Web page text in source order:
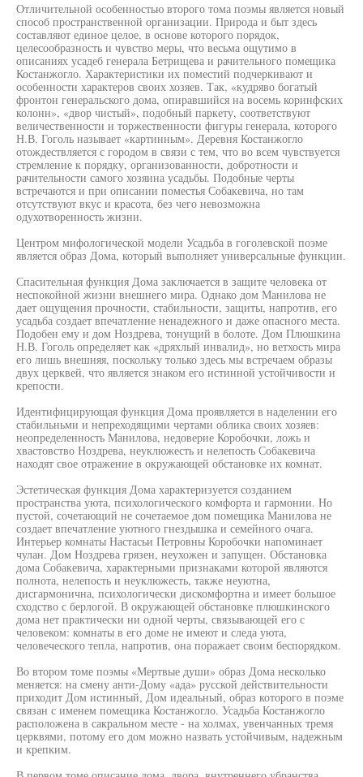
Отличительной особенностью второго тома поэмы является новый
способ пространственной организации. Природа и быт здесь
составляют единое целое, в основе которого порядок,
целесообразность и чувство меры, что весьма ощутимо в
описаниях усадеб генерала Бетрищева и рачительного помещика
Костанжогло. Характеристики их поместий подчеркивают и
особенности характеров своих хозяев. Так, «кудряво богатый
фронтон генеральского дома, опиравшийся на восемь коринфских
колонн», «двор чистый», подобный паркету, соответствуют
величественности и торжественности фигуры генерала, которого
Н.В. Гоголь называет «картинным». Деревня Костанжогло
отождествляется с городом в связи с тем, что во всем чувствуется
стремление к порядку, организованности, добротности и
рачительности самого хозяина усадьбы. Подобные черты
встречаются и при описании поместья Собакевича, но там
отсутствуют вкус и красота, без чего невозможна
одухотворенность жизни.
Центром мифологической модели Усадьба в гоголевской поэме
является образ Дома, который выполняет универсальные функции.
Спасительная функция Дома заключается в защите человека от
неспокойной жизни внешнего мира. Однако дом Манилова не
дает ощущения прочности, стабильности, защиты, напротив, его
усадьба создает впечатление ненадежного и даже опасного места.
Подобен ему и дом Ноздрева, тонущий в болоте. Дом Плюшкина
Н.В. Гоголь определяет как «дряхлый инвалид», но ветхость мира
его лишь внешняя, поскольку только здесь мы встречаем образы
двух церквей, что является знаком его истинной устойчивости и
крепости.
Идентифицирующая функция Дома проявляется в наделении его
стабильньми и непреходящими чертами облика своих хозяев:
неопределенность Манилова, недоверие Коробочки, ложь и
хвастовство Ноздрева, неуклюжесть и нелепость Собакевича
находят свое отражение в окружающей обстановке их комнат.
Эстетическая функция Дома характеризуется созданием
пространства уюта, психологического комфорта и гармонии. Но
пустой, сочетающий не сочетаемое дом помещика Манилова не
создает впечатление уютного гнездышка и семейного очага.
Интерьер комнаты Настасьи Петровны Коробочки напоминает
чулан. Дом Ноздрева грязен, неухожен и запущен. Обстановка
дома Собакевича, характерными признаками которой являются
полнота, нелепость и неуклюжесть, также неуютна,
дисгармонична, психологически дискомфортна и имеет большое
сходство с берлогой. В окружающей обстановке плюшкинского
дома нет практически ни одной черты, связывающей его с
человеком: комнаты в его доме не имеют и следа уюта,
человеческого тепла, напротив, она поражает своим беспорядком.
Во втором томе поэмы «Мертвые души» образ Дома несколько
меняется: на смену анти-Дому «ада» русской действительности
приходит Дом истинный, Дом идеальный, образ которого в поэме
связан с именем помещика Костанжогло. Усадьба Костанжогло
расположена в сакральном месте - на холмах, увенчанных тремя
церквями, потому его дом можно назвать устойчивым, надежным
и крепким.